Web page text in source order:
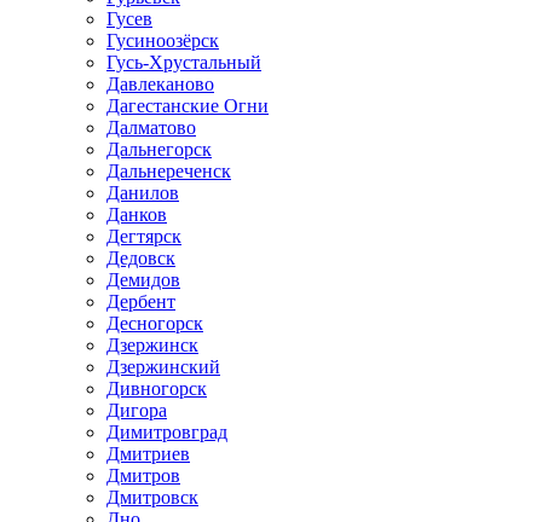
Гусев
Гусиноозёрск
Гусь-Хрустальный
Давлеканово
Дагестанские Огни
Далматово
Дальнегорск
Дальнереченск
Данилов
Данков
Дегтярск
Дедовск
Демидов
Дербент
Десногорск
Дзержинск
Дзержинский
Дивногорск
Дигора
Димитровград
Дмитриев
Дмитров
Дмитровск